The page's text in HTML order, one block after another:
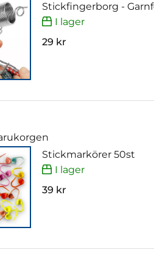
Stickfingerborg -
I lager
29 kr
Stickmarkörer 50st
I lager
39 kr